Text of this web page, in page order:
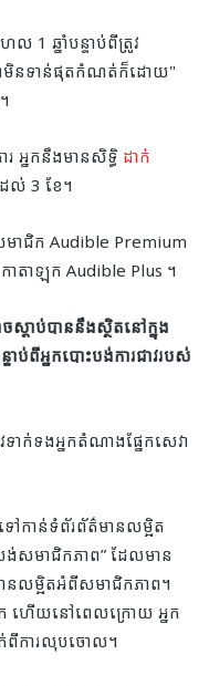
1 ឆ្នាំបន្ទាប់ពីត្រូវ
វាមិនទាន់ផុតកំណត់ក៏ដោយ"
រ អ្នកនឹងមានសិទ្ធិ ដាក់
ដល់ 3 ខែ។
មាជិក Audible Premium
ាតាឡុក Audible Plus ។
តាប់បាននឹងស្ថិតនៅក្នុង
ប់ពីអ្នកបោះបង់ការជាវរបស់
ទាក់ទងអ្នកតំណាងផ្នែកសេវា
ៅកាន់ទំព័រព័ត៌មានលម្អិត
សមាជិកភាព” ដែលមាន
នលម្អិតអំពីសមាជិកភាព។
ហើយនៅពេលក្រោយ អ្នក
ពីការលុបចោល។